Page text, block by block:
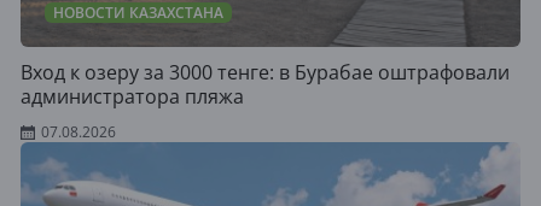
НОВОСТИ КАЗАХСТАНА
Вход к озеру за 3000 тенге: в Бурабае оштрафовали
администратора пляжа
07.08.2026